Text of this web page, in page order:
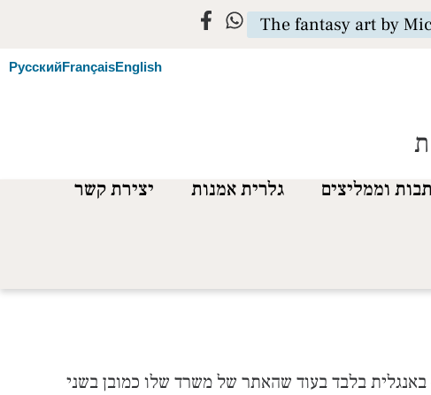
The fantasy art by
English
Français
Русский
וממליצים גלרית אמנות יצירת קשר
בלבד בעוד שהאתר של משרד שלו כמובן בשני